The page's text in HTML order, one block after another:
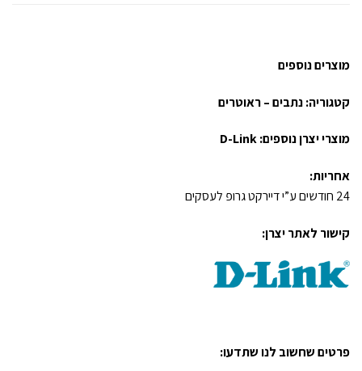
מוצרים נוספים
קטגוריה:נתבים – ראוטרים
מוצרי יצרן נוספים:D-Link
אחריות:
24 חודשים ע”י דיירקט גרופ לעסקים
קישור לאתר יצרן:
פרטים שחשוב לנו שתדעו: